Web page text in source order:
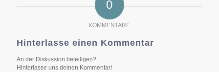
0
KOMMENTARE
Hinterlasse einen Kommentar
An der Diskussion beteiligen?
Hinterlasse uns deinen Kommentar!